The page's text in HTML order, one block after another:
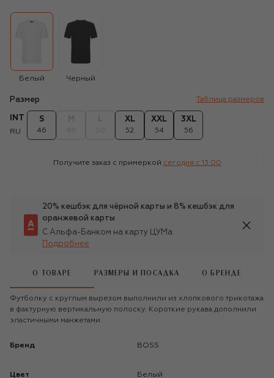
Белый Черный
Размер Таблица размеров
INT
RU
S
46
XL
52
XXL
54
3XL
56
Получите заказ с примеркой сегодня c 13:00
20% кешбэк для чёрной карты и 8% кешбэк для
оранжевой карты
С Альфа-Банком на карту ЦУМа
Подробнее
О ТОВАРЕ РАЗМЕРЫ И ПОСАДКА О БРЕНДЕ
Футболку с круглым вырезом выполнили из хлопкового трикотажа
в фактурную вертикальную полоску. Короткие рукава дополнили
эластичными манжетами.
Бренд BOSS
Цвет Белый